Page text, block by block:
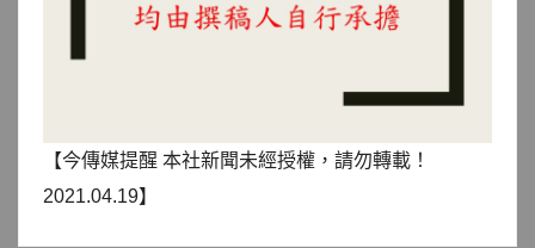
【今傳媒提醒 本社新聞未經授權，請勿轉載！
2021.04.19】